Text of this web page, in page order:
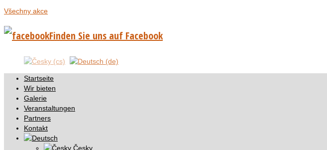
Všechny akce
Finden Sie uns auf Facebook
Startseite
Wir bieten
Galerie
Veranstaltungen
Partners
Kontakt
Česky